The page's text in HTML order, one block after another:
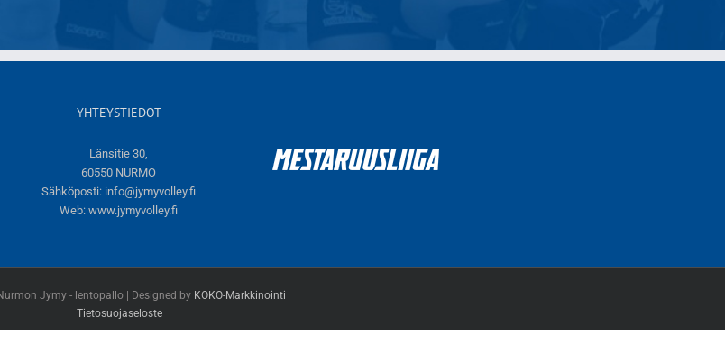
YHTEYSTIEDOT
Länsitie 30,
60550 NURMO
Sähköposti: info@jymyvolley.fi
Web:www.jymyvolley.fi
Jymy - lentopallo | Designed by KOKO-Markkinointi
Tietosuojaseloste